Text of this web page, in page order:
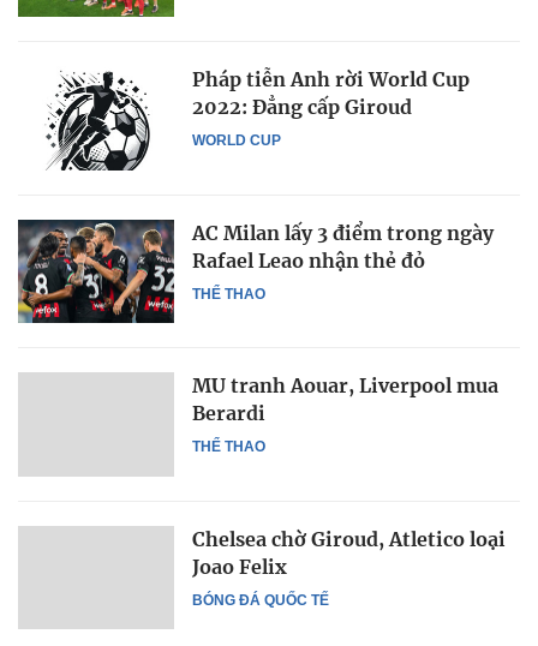
WORLD CUP
Pháp tiễn Anh rời World Cup
2022: Đẳng cấp Giroud
THỂ THAO
AC Milan lấy 3 điểm trong ngày
Rafael Leao nhận thẻ đỏ
THỂ THAO
MU tranh Aouar, Liverpool mua
Berardi
BÓNG ĐÁ QUỐC TẾ
Chelsea chờ Giroud, Atletico loại
Joao Felix